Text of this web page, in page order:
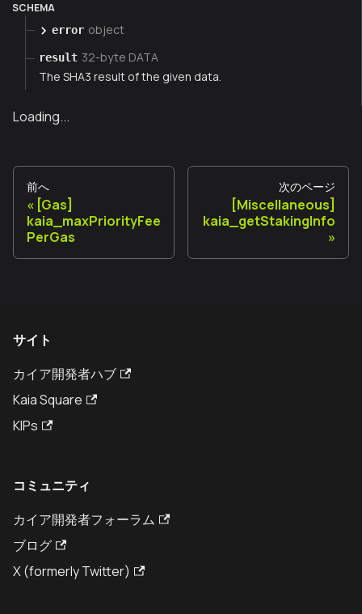
SCHEMA
error object
result 32-byte DATA
The SHA3 result of the given data.
Loading...
前へ
[Gas]
kaia_maxPriorityFee
PerGas
次のページ
[Miscellaneous]
kaia_getStakingInfo
サイト
カイア開発者ハブ
Kaia Square
KIPs
コミュニティ
カイア開発者フォーラム
ブログ
X (formerly Twitter)